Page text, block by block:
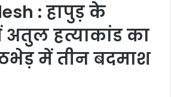
: हापुड़ के
हत्याकांड का
में तीन बदमाश